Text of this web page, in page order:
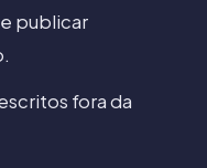
publicar
fora da